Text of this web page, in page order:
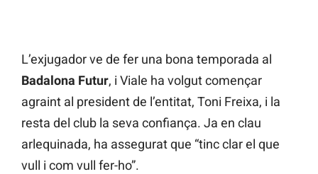
L’exjugador ve de fer una bona temporada al
Badalona Futur, i Viale ha volgut començar
agraint al president de l’entitat, Toni Freixa, i la
resta del club la seva confiança. Ja en clau
arlequinada, ha assegurat que “tinc clar el que
vull i com vull fer-ho”.